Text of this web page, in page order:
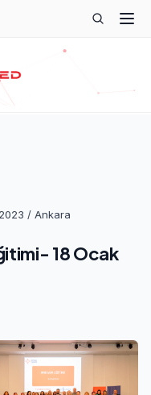
/ Ankara
18 Ocak